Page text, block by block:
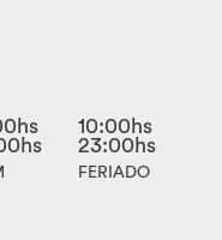
10:00hs
23:00hs
FERIADO